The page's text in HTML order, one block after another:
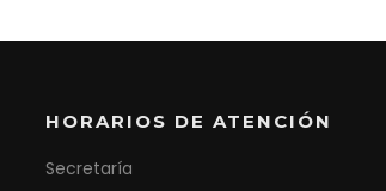
HORARIOS DE ATENCIÓN
Secretaría